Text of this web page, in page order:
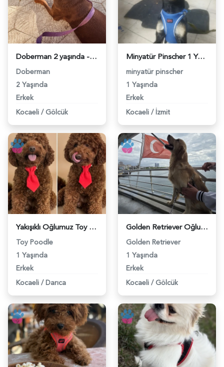
Doberman 2 yaşında - 118984322
Doberman
2 Yaşında
Erkek
Kocaeli / Gölcük
Minyatür Pinscher 1 Yaşında Eş Aranıyor - 118984243
minyatür pinscher
1 Yaşında
Erkek
Kocaeli / İzmit
Yakışıklı Oğlumuz Toy Poodle Eş Arıyor - 118984200
Toy Poodle
1 Yaşında
Erkek
Kocaeli / Darıca
Golden Retriever Oğluma Eş Arıyorum - 118984136
Golden Retriever
1 Yaşında
Erkek
Kocaeli / Gölcük